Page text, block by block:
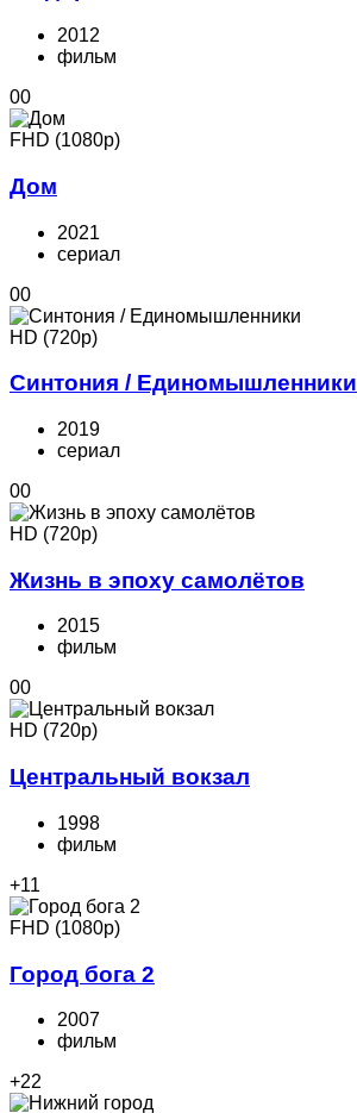
2012
фильм
00
FHD (1080p)
Дом
2021
cериал
00
HD (720p)
Синтония / Единомышленники
2019
cериал
00
HD (720p)
Жизнь в эпоху самолётов
2015
фильм
00
HD (720p)
Центральный вокзал
1998
фильм
+11
FHD (1080p)
Город бога 2
2007
фильм
+22